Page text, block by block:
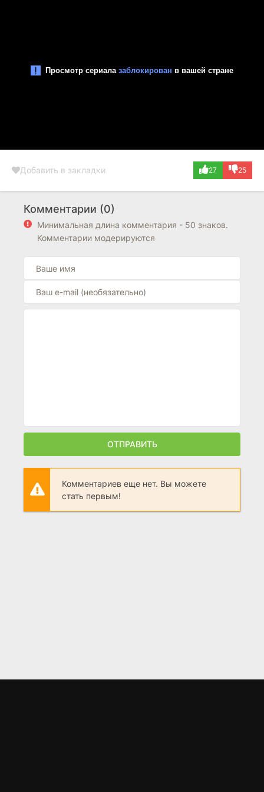
Добавить в закладки 27 25
Комментарии (0)
Минимальная длина комментария - 50 знаков.
Комментарии модерируются
ОТПРАВИТЬ
Комментариев еще нет. Вы можете
стать первым!